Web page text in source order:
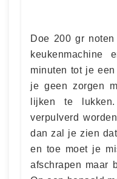
Doe 200 gr
keukenmachine
minuten tot je
je geen zorgen
lijken te
verpulverd
dan zal je zien
en toe moet je
afschrapen maar